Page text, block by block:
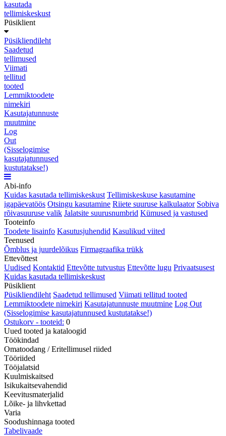
kasutada
tellimiskeskust
Püsiklient
Püsikliendileht
Saadetud
tellimused
Viimati
tellitud
tooted
Lemmiktoodete
nimekiri
Kasutajatunnuste
muutmine
Log
Out
(Sisselogimise
kasutajatunnused
kustutatakse!)
Abi-info
Kuidas kasutada tellimiskeskust Tellimiskeskuse kasutamine
igapäevatöös Otsingu kasutamine Riiete suuruse kalkulaator Sobiva
rõivasuuruse valik Jalatsite suurusnumbrid Kümused ja vastused
Tooteinfo
Toodete lisainfo Kasutusjuhendid Kasulikud viited
Teenused
Õmblus ja juurdelõikus Firmagraafika trükk
Ettevõttest
Uudised Kontaktid Ettevõtte tutvustus Ettevõtte lugu Privaatsusest
Kuidas kasutada tellimiskeskust
Püsiklient
Püsikliendileht Saadetud tellimused Viimati tellitud tooted
Lemmiktoodete nimekiri Kasutajatunnuste muutmine Log Out
(Sisselogimise kasutajatunnused kustutatakse!)
Ostukorv - tooteid: 0
Uued tooted ja kataloogid
Töökindad
Omatoodang / Eritellimusel riided
Tööriided
Tööjalatsid
Kuulmiskaitsed
Isikukaitsevahendid
Keevitusmaterjalid
Lõike- ja lihvkettad
Varia
Soodushinnaga tooted
Tabelivaade